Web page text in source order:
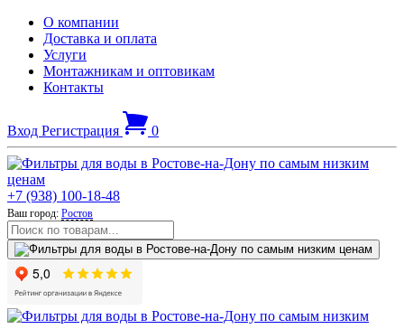
О компании
Доставка и оплата
Услуги
Монтажникам и оптовикам
Контакты
Вход Регистрация 0
+7 (938) 100-18-48
Ваш город: Ростов